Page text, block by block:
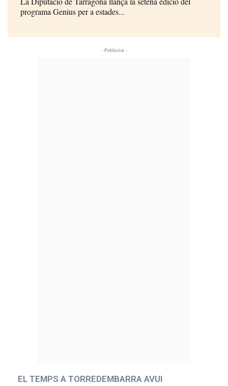
programa Genius per a estades...
- Publicitat -
EL TEMPS A TORREDEMBARRA AVUI